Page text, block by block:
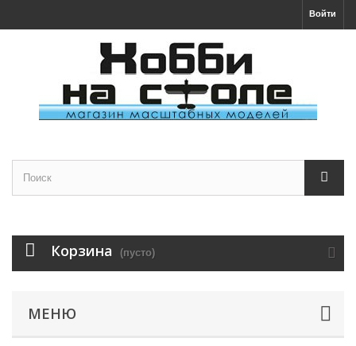
Войти
Корзина (пусто)
МЕНЮ